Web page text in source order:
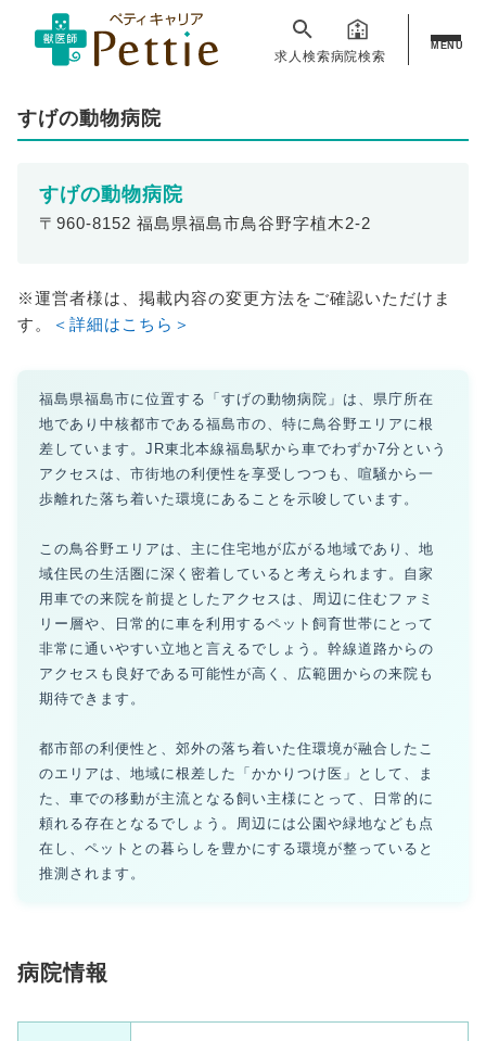
求人検索病院検索
MENU
すげの動物病院
すげの動物病院
〒960-8152 福島県福島市鳥谷野字植木2-2
※運営者様は、掲載内容の変更方法をご確認いただけま
す。
＜詳細はこちら＞
福島県福島市に位置する「すげの動物病院」は、県庁所在
地であり中核都市である福島市の、特に鳥谷野エリアに根
差しています。JR東北本線福島駅から車でわずか7分という
アクセスは、市街地の利便性を享受しつつも、喧騒から一
歩離れた落ち着いた環境にあることを示唆しています。
この鳥谷野エリアは、主に住宅地が広がる地域であり、地
域住民の生活圏に深く密着していると考えられます。自家
用車での来院を前提としたアクセスは、周辺に住むファミ
リー層や、日常的に車を利用するペット飼育世帯にとって
非常に通いやすい立地と言えるでしょう。幹線道路からの
アクセスも良好である可能性が高く、広範囲からの来院も
期待できます。
都市部の利便性と、郊外の落ち着いた住環境が融合したこ
のエリアは、地域に根差した「かかりつけ医」として、ま
た、車での移動が主流となる飼い主様にとって、日常的に
頼れる存在となるでしょう。周辺には公園や緑地なども点
在し、ペットとの暮らしを豊かにする環境が整っていると
推測されます。
病院情報